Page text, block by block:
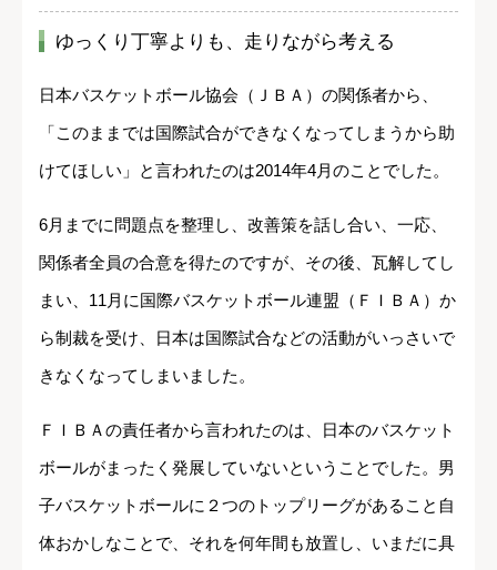
ゆっくり丁寧よりも、走りながら考える
日本バスケットボール協会（ＪＢＡ）の関係者から、
「このままでは国際試合ができなくなってしまうから助
けてほしい」と言われたのは2014年4月のことでした。
6月までに問題点を整理し、改善策を話し合い、一応、
関係者全員の合意を得たのですが、その後、瓦解してし
まい、11月に国際バスケットボール連盟（ＦＩＢＡ）か
ら制裁を受け、日本は国際試合などの活動がいっさいで
きなくなってしまいました。
ＦＩＢＡの責任者から言われたのは、日本のバスケット
ボールがまったく発展していないということでした。男
子バスケットボールに２つのトップリーグがあること自
体おかしなことで、それを何年間も放置し、いまだに具